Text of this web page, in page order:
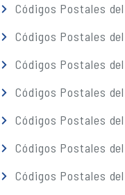
Códigos Postales
Códigos Postales
Códigos Postales
Códigos Postales
Códigos Postales
Códigos Postales
Códigos Postales